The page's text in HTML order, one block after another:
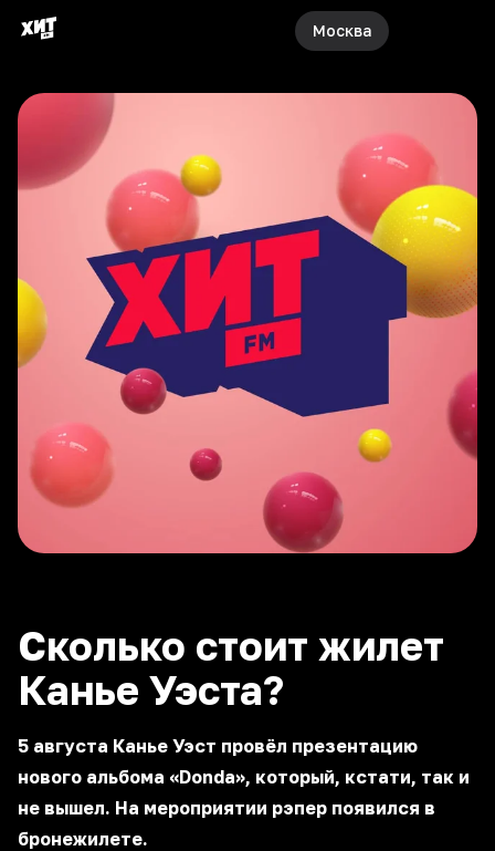
Москва
Сколько стоит жилет
Канье Уэста?
5 августа Канье Уэст провёл презентацию
нового альбома «Donda», который, кстати, так и
не вышел. На мероприятии рэпер появился в
бронежилете.